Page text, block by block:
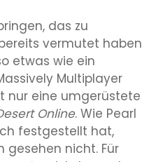
das zu
vermutet haben
etwas wie ein
Multiplayer
nur eine umgerüstete
Online. Wie Pearl
festgestellt hat,
nicht. Für